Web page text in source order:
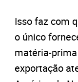
Isso faz com
o único
matéria-
exportação